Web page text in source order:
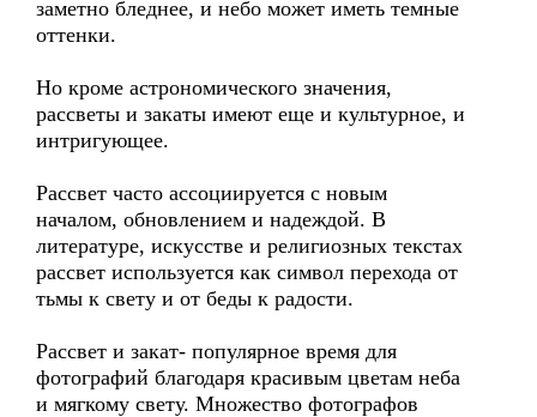
заметно бледнее, и небо может иметь темные
оттенки.
Но кроме астрономического значения,
рассветы и закаты имеют еще и культурное, и
интригующее.
Рассвет часто ассоциируется с новым
началом, обновлением и надеждой. В
литературе, искусстве и религиозных текстах
рассвет используется как символ перехода от
тьмы к свету и от беды к радости.
Рассвет и закат- популярное время для
фотографий благодаря красивым цветам неба
и мягкому свету. Множество фотографов